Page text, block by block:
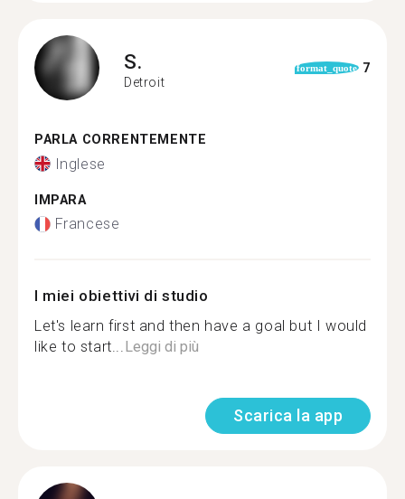
S.
Detroit
format_quote 7
PARLA CORRENTEMENTE
Inglese
IMPARA
Francese
I miei obiettivi di studio
Let's learn first and then have a goal but I would
like to start...Leggi di più
Scarica la app